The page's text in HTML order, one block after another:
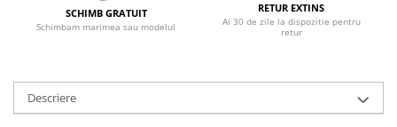
SCHIMB GRATUIT
Schimbam marimea sau modelul
RETUR EXTINS
Ai 30 de zile la dispozitie pentru
retur
Descriere